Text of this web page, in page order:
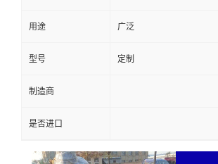
用途 广泛
型号 定制
制造商
是否进口